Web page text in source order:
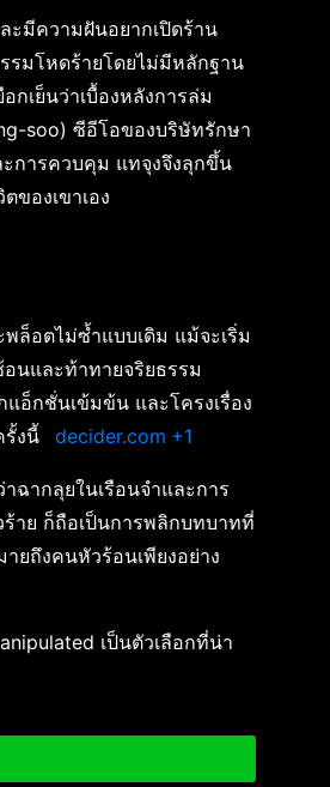
ะมีความฝันอยากเปิดร้าน
รมโหดร้ายโดยไม่มีหลักฐาน
กเย็นว่าเบื้องหลังการล่ม
soo) ซีอีโอของบริษัทรักษา
การควบคุม แทจุงจึงลุกขึ้น
ของเขาเอง
ล็อตไม่ซ้ำแบบเดิม แม้จะเริ่ม
อนและท้าทายจริยธรรม
แอ็กชั่นเข้มข้น และโครงเรื่อง
รั้งนี้
decider.com +1
ฉากลุยในเรือนจำและการ
าย ก็ถือเป็นการพลิกบทบาทที่
ยถึงคนหัวร้อนเพียงอย่าง
เป็นตัวเลือกที่น่า